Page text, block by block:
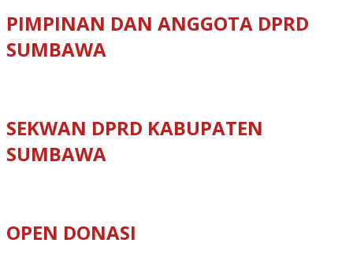
PIMPINAN DAN ANGGOTA DPRD
SUMBAWA
SEKWAN DPRD KABUPATEN
SUMBAWA
OPEN DONASI